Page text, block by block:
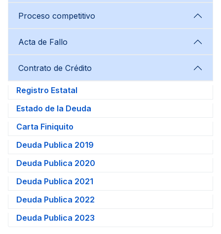
Proceso competitivo
Acta de Fallo
Contrato de Crédito
Registro Estatal
Estado de la Deuda
Carta Finiquito
Deuda Publica 2019
Deuda Publica 2020
Deuda Publica 2021
Deuda Publica 2022
Deuda Publica 2023